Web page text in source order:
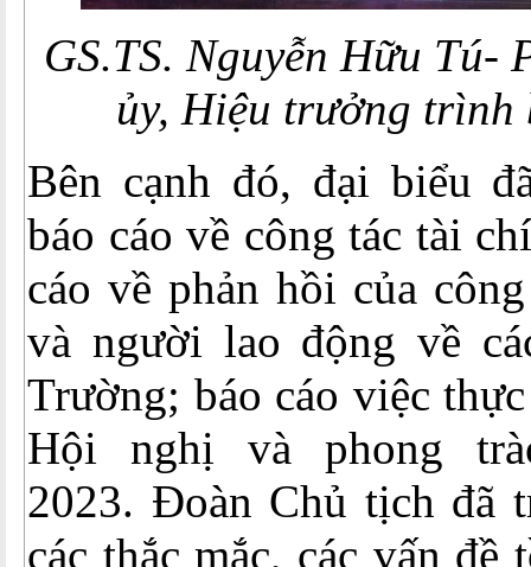
GS.TS. Nguyễn Hữu Tú-
ủy, Hiệu trưởng trình
Bên cạnh đó, đại biểu
báo cáo về công tác tài
cáo về phản hồi của
và người lao động về
Trường; báo cáo việc
Hội nghị và phong
2023. Đoàn Chủ tịch đã
các thắc mắc, các vấn đề